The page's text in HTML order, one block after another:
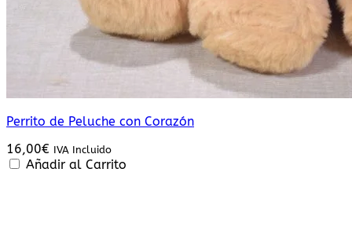
Perrito de Peluche con Corazón
16,00€ IVA Incluido
Añadir al Carrito